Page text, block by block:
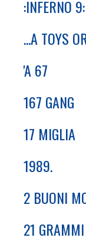
:INFERNO 9:
...A TOYS
'A 67
167 GANG
17 MIGLIA
1989.
2 BUONI
21 GRAMMI